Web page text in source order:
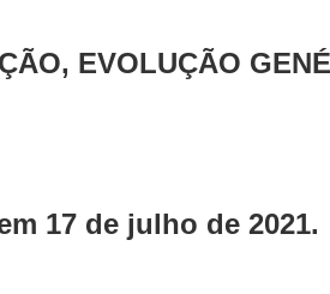
EVOLUÇÃO
17 de julho de 2021.